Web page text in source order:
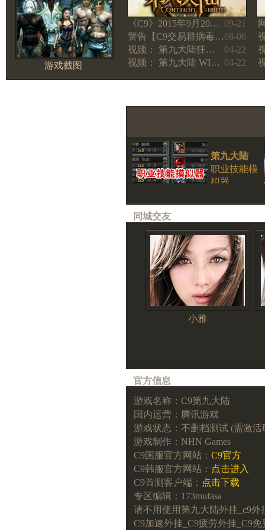
游戏截图
09-21
《C9》2015年9月20…
08-06
警告【C9交易群病毒…
04-22
视频： 第九大陆狂…
04-22
视频： 第九大陆 WI…
第九大陆
职业技能模
拟器
同城交友
小雅
官方信息
游戏名称：C9第九大陆
国内运营：腾讯游戏
游戏状态：不删档测试 (需激活
游戏制作：NHN Games
C9国服官方网站： C9官方
C9韩服官方网站： 点击进入
C9首测客户端： 点击下载
专区编辑：173mufasa
请不用使用第九大陆外挂_c9外
C9加速外挂_C9疲劳外挂_C9免